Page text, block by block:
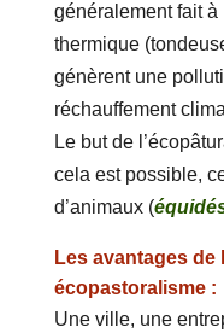
généralement fait à
thermique
génèrent une
réchauffement
Le but de
cela est possible,
d’animaux (
Les avantages de
écopastoralisme :
Une ville, une